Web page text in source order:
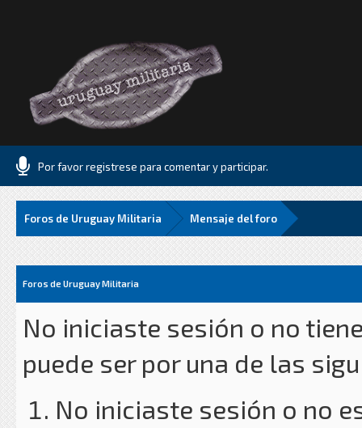
Por favor registrese para comentar y participar.
Foros de Uruguay Militaria Mensaje del foro
Foros de Uruguay Militaria
No iniciaste sesión o no
puede ser por una de las
No iniciaste sesión o no